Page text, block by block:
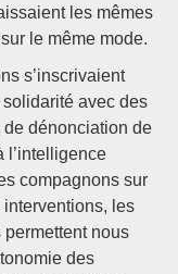
les mêmes
le même mode.
s’inscrivaient
avec des
dénonciation de
l’intelligence
compagnons sur
les
permettent nous
des